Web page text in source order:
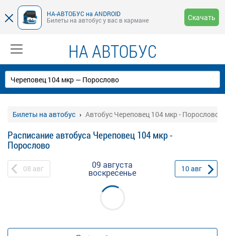
НА-АВТОБУС на ANDROID
Билеты на автобус у вас в кармане
Скачать
НА АВТОБУС
Билеты на автобус Автобус Череповец 104 мкр - Порослово
Расписание автобуса Череповец 104 мкр -
Порослово
08 авг 09 августа
воскресенье 10авг